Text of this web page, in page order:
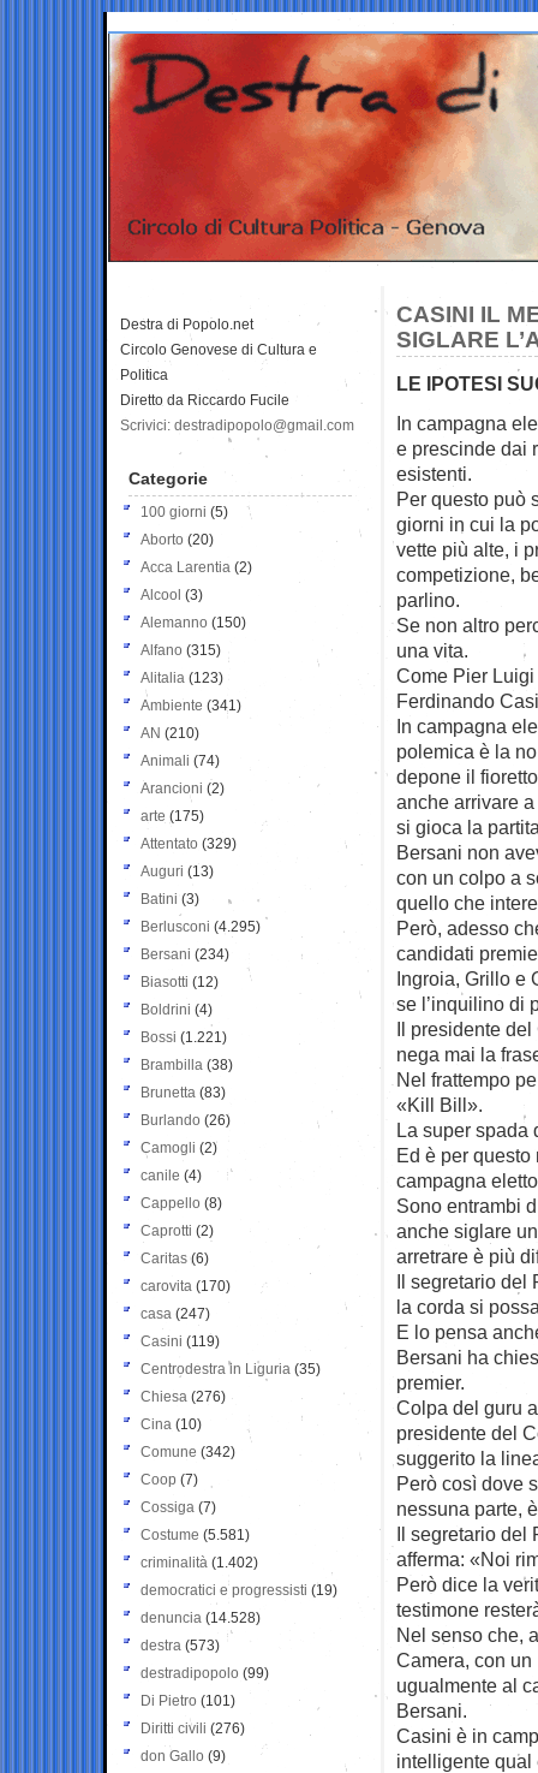
CASINI IL
SIGLARE
LE IPOTESI
In campagna
e prescinde dai
esistenti.
Per questo può
giorni in cui la
vette più alte, i
competizione,
parlino.
Se non altro
una vita.
Come Pier
Ferdinando
In campagna
polemica è la
depone il
anche arrivare
si gioca la
Bersani non
con un colpo a
quello che
Però, adesso
candidati
Ingroia, Grillo e
se l’inquilino di
Il presidente
nega mai la
Nel frattempo
«Kill Bill».
La super spada
Ed è per
campagna
Sono entrambi
anche siglare
arretrare è più
Il segretario del
la corda si
E lo pensa
Bersani ha
premier.
Colpa del guru
presidente del
suggerito la
Però così dove
nessuna parte,
Il segretario del
afferma: «Noi
Però dice la
testimone
Nel senso che,
Camera, con
ugualmente al
Bersani.
Casini è in
intelligente qual
Destra di Popolo.net
Circolo Genovese di Cultura e
Politica
Diretto da Riccardo Fucile
Scrivici: destradipopolo@gmail.com
Categorie
100 giorni (5)
Aborto (20)
Acca Larentia (2)
Alcool (3)
Alemanno (150)
Alfano (315)
Alitalia (123)
Ambiente (341)
AN (210)
Animali (74)
Arancioni (2)
arte (175)
Attentato (329)
Auguri (13)
Batini (3)
Berlusconi (4.295)
Bersani (234)
Biasotti (12)
Boldrini (4)
Bossi (1.221)
Brambilla (38)
Brunetta (83)
Burlando (26)
Camogli (2)
canile (4)
Cappello (8)
Caprotti (2)
Caritas (6)
carovita (170)
casa (247)
Casini (119)
Centrodestra in Liguria (35)
Chiesa (276)
Cina (10)
Comune (342)
Coop (7)
Cossiga (7)
Costume (5.581)
criminalità (1.402)
democratici e progressisti (19)
denuncia (14.528)
destra (573)
destradipopolo (99)
Di Pietro (101)
Diritti civili (276)
don Gallo (9)